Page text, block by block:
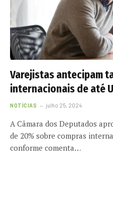
Varejistas antecipam
internacionais de até
NOTÍCIAS julho 25, 2024
A Câmara dos Deputados
de 20% sobre compras
conforme comenta…